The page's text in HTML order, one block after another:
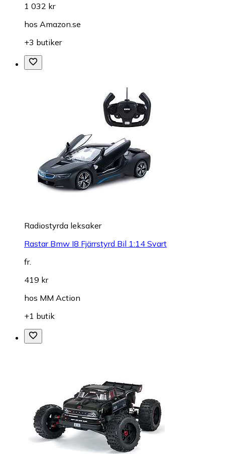
1 032 kr
hos Amazon.se
+3 butiker
Radiostyrda leksaker
Rastar Bmw I8 Fjärrstyrd Bil 1:14 Svart
fr.
419 kr
hos MM Action
+1 butik